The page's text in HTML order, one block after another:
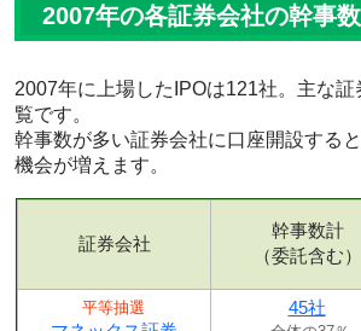
2007年の各証券会社の幹事数
2007年に上場したIPOは121社。主な
覧です。
幹事数が多い証券会社に口座開設する
機会が増えます。
証券会社
幹事数計
（委託含む）
平等抽選 45社